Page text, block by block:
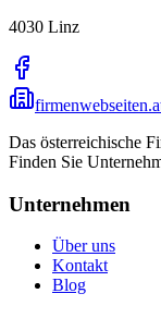
4030 Linz
Das österreichische
Finden Sie
Unternehmen
Über uns
Kontakt
Blog